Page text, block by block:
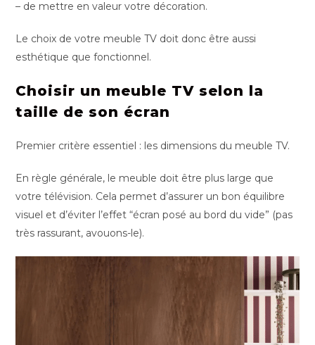
– de mettre en valeur votre décoration.
Le choix de votre meuble TV doit donc être aussi
esthétique que fonctionnel.
Choisir un meuble TV selon la
taille de son écran
Premier critère essentiel : les dimensions du meuble TV.
En règle générale, le meuble doit être plus large que
votre télévision. Cela permet d’assurer un bon équilibre
visuel et d’éviter l’effet “écran posé au bord du vide” (pas
très rassurant, avouons-le).